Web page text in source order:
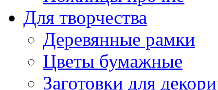
Для творчества
Деревянные рамки
Цветы бумажные
Заготовки для